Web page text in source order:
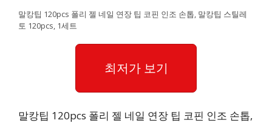
말캉팁 120pcs 폴리 젤 네일 연장 팁 코핀 인조 손톱, 말캉팁 스틸레
토 120pcs, 1세트
최저가 보기
말캉팁 120pcs 폴리 젤 네일 연장 팁 코핀 인조 손톱,